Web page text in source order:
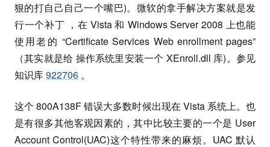
狠的打自己自己一个嘴巴)。微软的拿手解决方案就是发
行一个补丁 ，在 Vista 和 Windows Server 2008 上也能
使用老的 “Certificate Services Web enrollment pages”
（其实就是给 操作系统里安装一个 XEnroll.dll 库)。参见
知识库922706 。
这个 800A138F 错误大多数时候出现在 Vista 系统上。也
是有很多其他客观因素的，其中比较主要的一个是 User
Account Control(UAC)这个特性带来的麻烦。UAC 默认